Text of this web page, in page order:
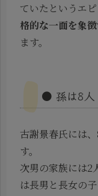
ていたというエ
格的な一面を象
ます。
● 孫は8人
古謝景春氏には、
す。
次男の家族には2
は長男と長女の